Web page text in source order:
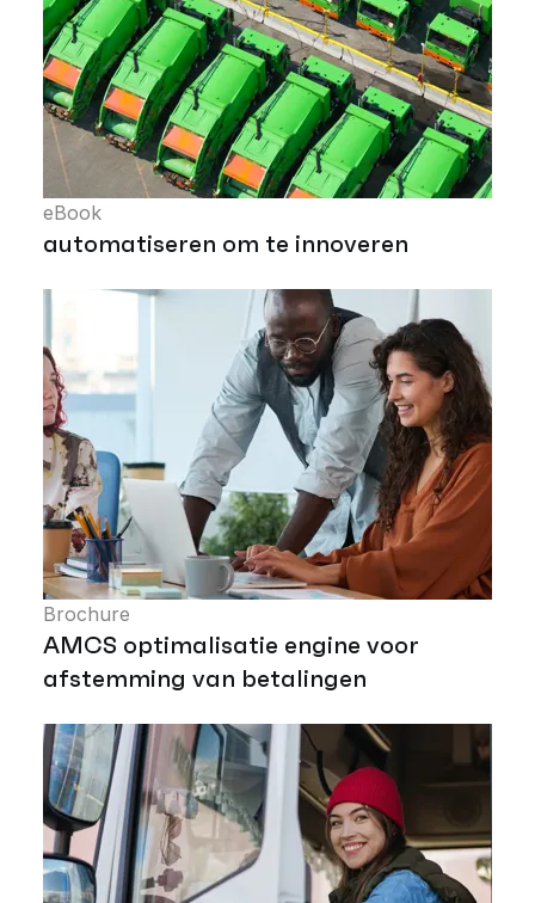
eBook
automatiseren om te innoveren
Brochure
AMCS optimalisatie engine voor
afstemming van betalingen